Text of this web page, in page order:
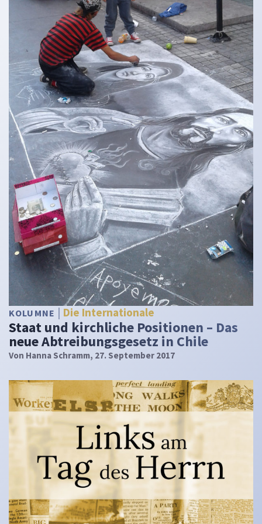
KOLUMNE Die Internationale
Staat und kirchliche Positionen – Das
neue Abtreibungsgesetz in Chile
Von Hanna Schramm, 27. September 2017